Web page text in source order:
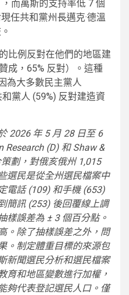
而萬斯的支持率低 7 個
任共和黨州長邁克·德溫
比例反對在他們的地區建
成，65% 反對）。這種
為大多數民主黨人
黨人 (59%) 反對建造資
2026 年 5 月 28 日至 6
Research (D) 和 Shaw &
劃，對俄亥俄州 1,015
選民是從全州選民檔案中
電話 (109) 和手機 (653)
簡訊 (253) 後回覆線上調
樣誤差為 ± 3 個百分點。
。除了抽樣誤差之外，問
。制定體重目標的來源包
新聞選民分析和選民檔案
育和地區變數進行加權，
夠代表登記選民人口。僅